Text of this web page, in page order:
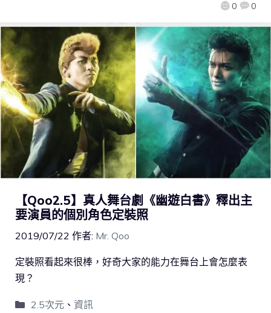
0 0
【Qoo2.5】真人舞台劇《幽遊白書》釋出主
要演員的個別角色定裝照
2019/07/22 作者: Mr. Qoo
定裝照看起來很棒，好奇大家的能力在舞台上會怎麼表
現？
2.5次元、 資訊